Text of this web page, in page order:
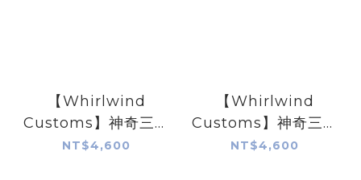
【Whirlwind
Customs】神奇三人
組 - 白
NT$4,600
【Whirlwind
Customs】神奇三人
組-黑
NT$4,600